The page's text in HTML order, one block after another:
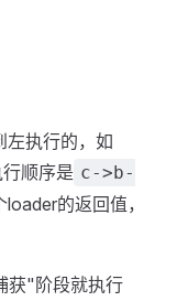
执行的，如
顺序是 c->b-
的返回值，
获"阶段就执行